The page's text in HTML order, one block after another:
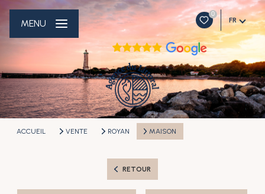
0
FR
MENU
ACCUEIL VENTE ROYAN MAISON
RETOUR